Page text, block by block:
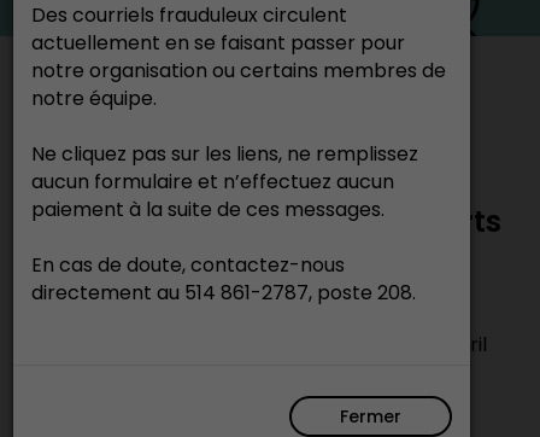
Des courriels frauduleux circulent
actuellement en se faisant passer pour
notre organisation ou certains membres de
notre équipe.
Ne cliquez pas sur les liens, ne remplissez
aucun formulaire et n’effectuez aucun
paiement à la suite de ces messages.
En cas de doute, contactez-nous
directement au 514 861-2787, poste 208.
Fermer
Accueil
Art public : les rouages de la
politique d’intégration des arts
à l’architecture
Du jeudi 23 avril 2026 09 h 00 au jeudi 23 avril